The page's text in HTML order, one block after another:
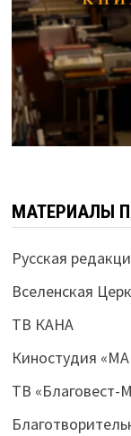
МАТЕРИАЛЫ
Русская
Вселенская
ТВ КАНА
Киностудия
ТВ «Благовест-